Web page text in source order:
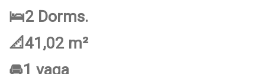
🛌2 Dorms.
📐41,02 m²
🚘1 vaga